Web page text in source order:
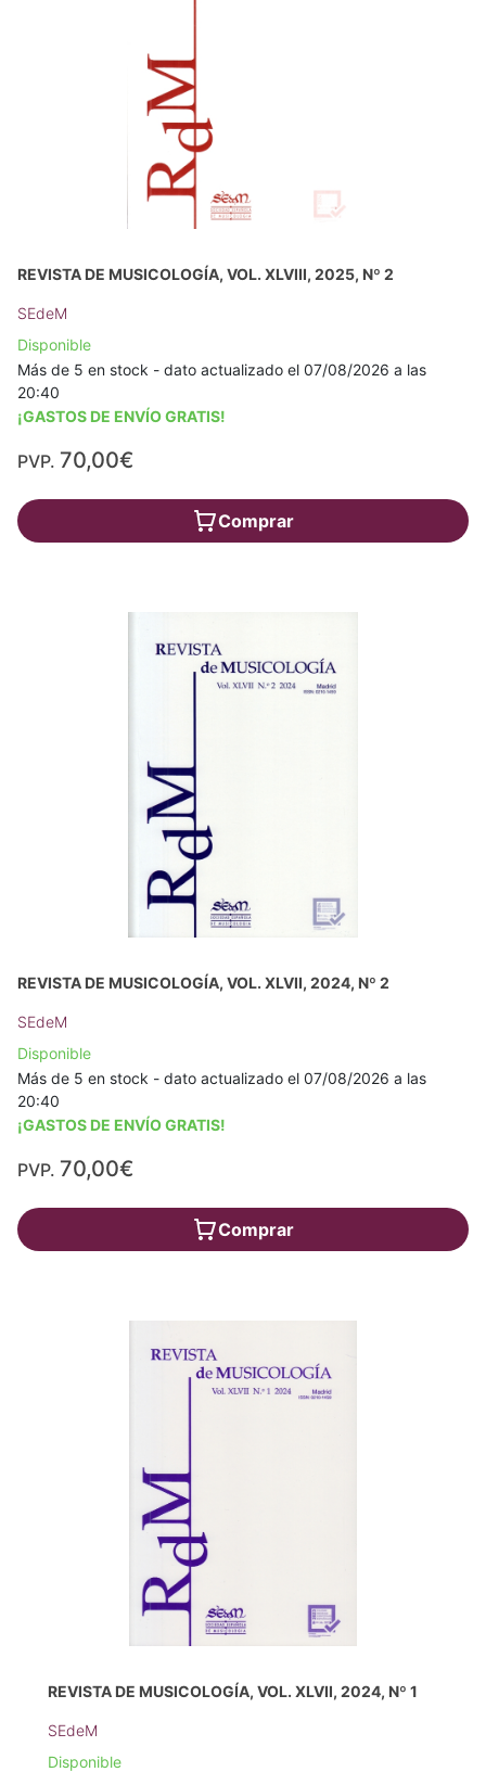
REVISTA DE MUSICOLOGÍA, VOL. XLVIII, 2025, Nº 2
SEdeM
Disponible
Más de 5 en stock - dato actualizado el 07/08/2026 a las
20:40
¡GASTOS DE ENVÍO GRATIS!
PVP. 70,00€
Comprar
REVISTA DE MUSICOLOGÍA, VOL. XLVII, 2024, Nº 2
SEdeM
Disponible
Más de 5 en stock - dato actualizado el 07/08/2026 a las
20:40
¡GASTOS DE ENVÍO GRATIS!
PVP. 70,00€
Comprar
REVISTA DE MUSICOLOGÍA, VOL. XLVII, 2024, Nº 1
SEdeM
Disponible